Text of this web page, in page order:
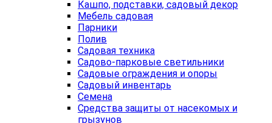
Кашпо, подставки, садовый декор
Мебель садовая
Парники
Полив
Садовая техника
Садово-парковые светильники
Садовые ограждения и опоры
Садовый инвентарь
Семена
Средства защиты от насекомых и
грызунов